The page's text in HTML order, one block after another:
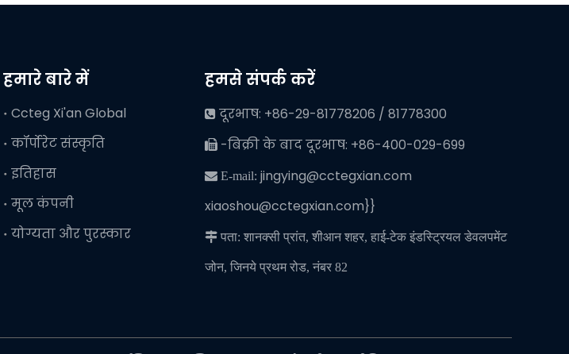
हमारे बारे में
Ccteg Xi'an Global
कॉर्पोरेट संस्कृति
इतिहास
मूल कंपनी
योग्यता और पुरस्कार
हमसे संपर्क करें
 दूरभाष: +86-29-81778206 / 81778300
 -बिक्री के बाद दूरभाष: +86-400-029-699
 E-mail:jingying@cctegxian.com
xiaoshou@cctegxian.com}}
 पता: शानक्सी प्रांत, शीआन शहर, हाई-टेक इंडस्ट्रियल डेवलपमेंट
जोन, जिनये प्रथम रोड, नंबर 82